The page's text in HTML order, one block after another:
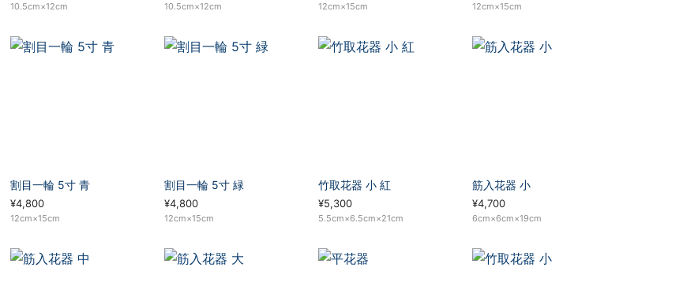
10.5cm×12cm 10.5cm×12cm 12cm×15cm 12cm×15cm
割目一輪 5寸 青
¥4,800
12cm×15cm
割目一輪 5寸 緑
¥4,800
12cm×15cm
竹取花器 小 紅
¥5,300
5.5cm×6.5cm×21cm
筋入花器 小
¥4,700
6cm×6cm×19cm